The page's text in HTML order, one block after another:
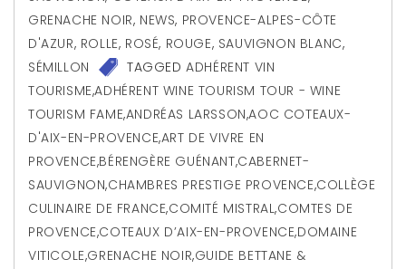
GRENACHE NOIR, NEWS, PROVENCE-ALPES-CÔTE
D'AZUR, ROLLE, ROSÉ, ROUGE, SAUVIGNON BLANC,
SÉMILLON
TAGGEDADHÉRENT VIN
TOURISME,ADHÉRENT WINE TOURISM TOUR - WINE
TOURISM FAME,ANDRÉAS LARSSON,AOC COTEAUX-
D'AIX-EN-PROVENCE,ART DE VIVRE EN
PROVENCE,BÉRENGÈRE GUÉNANT,CABERNET-
SAUVIGNON,CHAMBRES PRESTIGE PROVENCE,COLLÈGE
CULINAIRE DE FRANCE,COMITÉ MISTRAL,COMTES DE
PROVENCE,COTEAUX D’AIX-EN-PROVENCE,DOMAINE
VITICOLE,GRENACHE NOIR,GUIDE BETTANE &